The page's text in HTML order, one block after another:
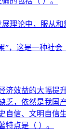
理论中，服从
”，这是一种社会
济效益的大幅提
乏，依然是我国
自信、文明自信
特点是（ ）。